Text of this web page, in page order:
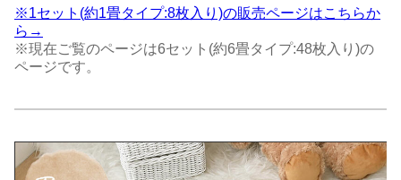
※1セット(約1畳タイプ:8枚入り)の販売ページはこちらか
ら→
※現在ご覧のページは6セット(約6畳タイプ:48枚入り)の
ページです。